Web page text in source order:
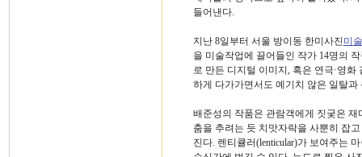
들어낸다.
지난 8일부터 서울 방이동 한미사진미
을 미술작업에 끌어들인 작가 14명의
로 만든 디지털 이미지, 혹은 연극·영
하게 다가가면서도 예기치 않은 일탈과
배준성의 작품은 관람객에게 짓궂은
춤을 추려는 듯 치맛자락을 사뿐히 잡
진다. 렌티큘러(lenticular)가 보여주는